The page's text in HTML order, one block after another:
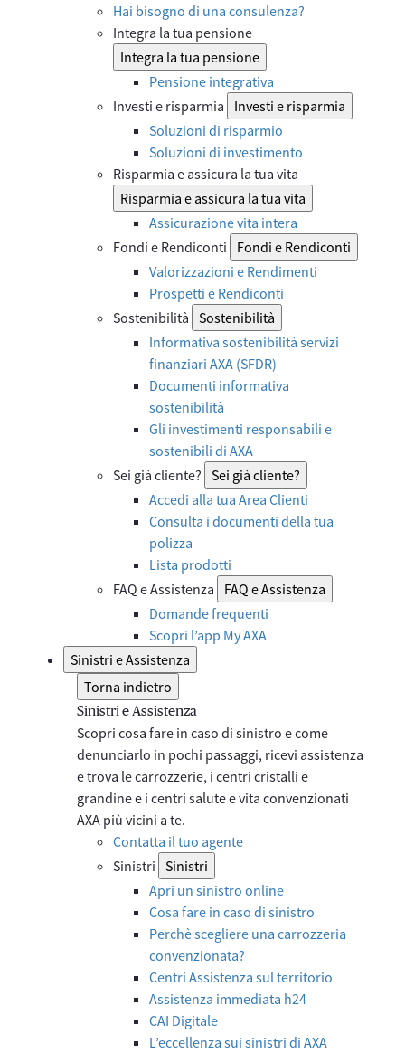
Hai bisogno di una consulenza?
Integra la tua pensione
Integra la tua pensione
Pensione integrativa
Investi e risparmia
Investi e risparmia
Soluzioni di risparmio
Soluzioni di investimento
Risparmia e assicura la tua vita
Risparmia e assicura la tua vita
Assicurazione vita intera
Fondi e Rendiconti
Fondi e Rendiconti
Valorizzazioni e Rendimenti
Prospetti e Rendiconti
Sostenibilità Sostenibilità
Informativa sostenibilità servizi
finanziari AXA (SFDR)
Documenti informativa
sostenibilità
Gli investimenti responsabili e
sostenibili di AXA
Sei già cliente? Sei già cliente?
Accedi alla tua Area Clienti
Consulta i documenti della tua
polizza
Lista prodotti
FAQ e Assistenza
FAQ e Assistenza
Domande frequenti
Scopri l’app My AXA
Sinistri e Assistenza
Torna indietro
Sinistri e Assistenza
Scopri cosa fare in caso di sinistro e come
denunciarlo in pochi passaggi, ricevi assistenza
e trova le carrozzerie, i centri cristalli e
grandine e i centri salute e vita convenzionati
AXA più vicini a te.
Contatta il tuo agente
Sinistri Sinistri
Apri un sinistro online
Cosa fare in caso di sinistro
Perchè scegliere una carrozzeria
convenzionata?
Centri Assistenza sul territorio
Assistenza immediata h24
CAI Digitale
L’eccellenza sui sinistri di AXA